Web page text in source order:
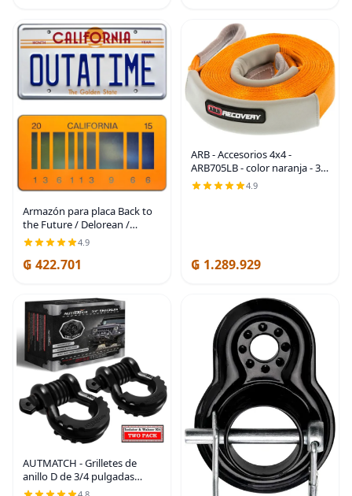
Armazón para placa Back to
the Future / Delorean /
OUTATIME de metal
4.9
₲ 422.701
ARB - Accesorios 4x4 -
ARB705LB - color naranja - 30
"X 2 3/8" - Cinta correa de
recuperación. 1 Pack.
4.9
₲ 1.289.929
AUTMATCH - Grilletes de
anillo D de 3/4 pulgadas
(paquete de 2), 41,887 libras